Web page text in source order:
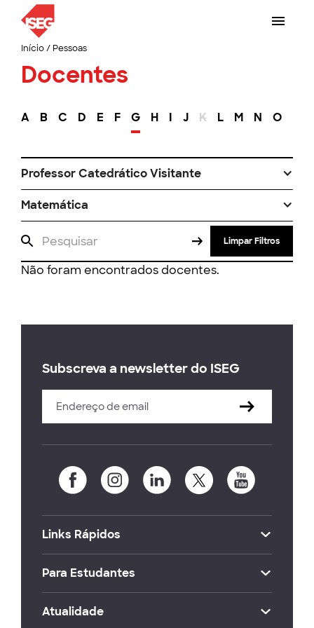
Início/ Pessoas
Docentes
A B C D E F G H I J K L M N O
Professor Catedrático Visitante
Matemática
Limpar Filtros
Não foram encontrados docentes.
Subscreva a newsletter do ISEG
Links Rápidos
Para Estudantes
Atualidade